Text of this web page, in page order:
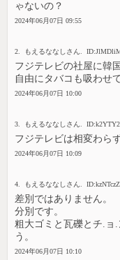
ゃないの？
2024年06月07日 09:55
2. もえるななしさん.
フジテレビの社屋に韓
自由にタバコも吸わせ
2024年06月07日 10:00
3. もえるななしさん.
フジテレビは相変わら
2024年06月07日 10:09
4. もえるななしさん.
差別ではありません。
分別です。
粗大ゴミと瓦礫とチ.ョ
う。
2024年06月07日 10:10